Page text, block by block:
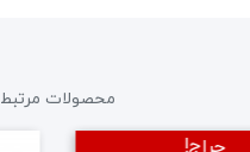
محصولات مرتبط